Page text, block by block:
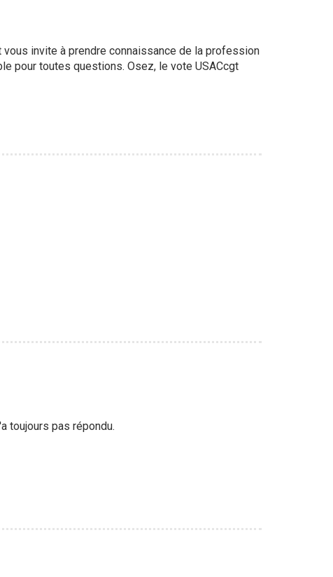
invite à prendre connaissance de la profession
pour toutes questions. Osez, le vote USACcgt
toujours pas répondu.